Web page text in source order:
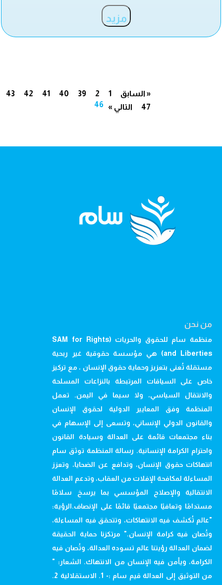
مزيد
« السابق 1
2
39
40
41
42
43
46
47 التالي »
من نحن
منظمة سام للحقوق والحريات (SAM for Rights
and Liberties) هي مؤسسة حقوقية غير ربحية
مستقلة تُعنى بتعزيز وحماية حقوق الإنسان ، مع تركيز
خاص على السياقات المرتبطة بالنزاعات المسلحة
والانتقال السياسي، ولا سيما في اليمن. تعمل
المنظمة وفق المعايير الدولية لحقوق الإنسان
والقانون الدولي الإنساني، وتسعى إلى الإسهام في
بناء مجتمعات قائمة على العدالة وسيادة القانون
واحترام الكرامة الإنسانية. رسالة المنظمة توثق سام
انتهاكات حقوق الإنسان، وتدافع عن الضحايا، وتعزز
المساءلة لمكافحة الإفلات من العقاب، وتدعم العدالة
الانتقالية والإصلاح المؤسسي بما يرسخ سلامًا
مستدامًا وتعافيًا مجتمعيًا قائمًا على الإنصاف.الرؤية:
"عالم تُكشف فيه الانتهاكات، وتتحقق فيه المساءلة،
وتُصان فيه كرامة الإنسان." مرتكزنا حماية الحقيقة
لضمان العدالة رؤيتنا عالم تسوده العدالة، وتُصان فيه
الكرامة، ويأمن فيه الإنسان من الانتهاك. الشعار: "
من التوثيق إلى العدالة قيم سام :- 1. الاستقلالية 2.